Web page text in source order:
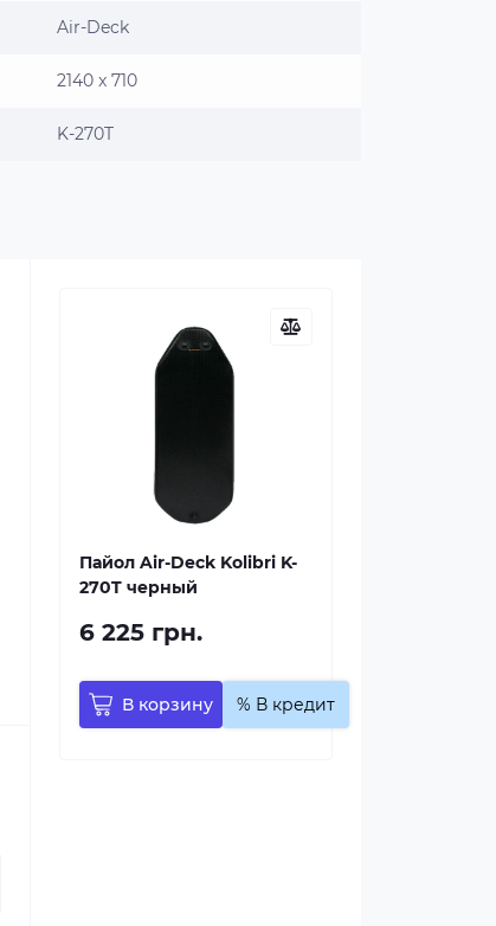
Air-Deck
2140 x 710
K-270T
Пайол Air-Deck Kolibri K-
270T черный
6 225 грн.
В корзину % В кредит